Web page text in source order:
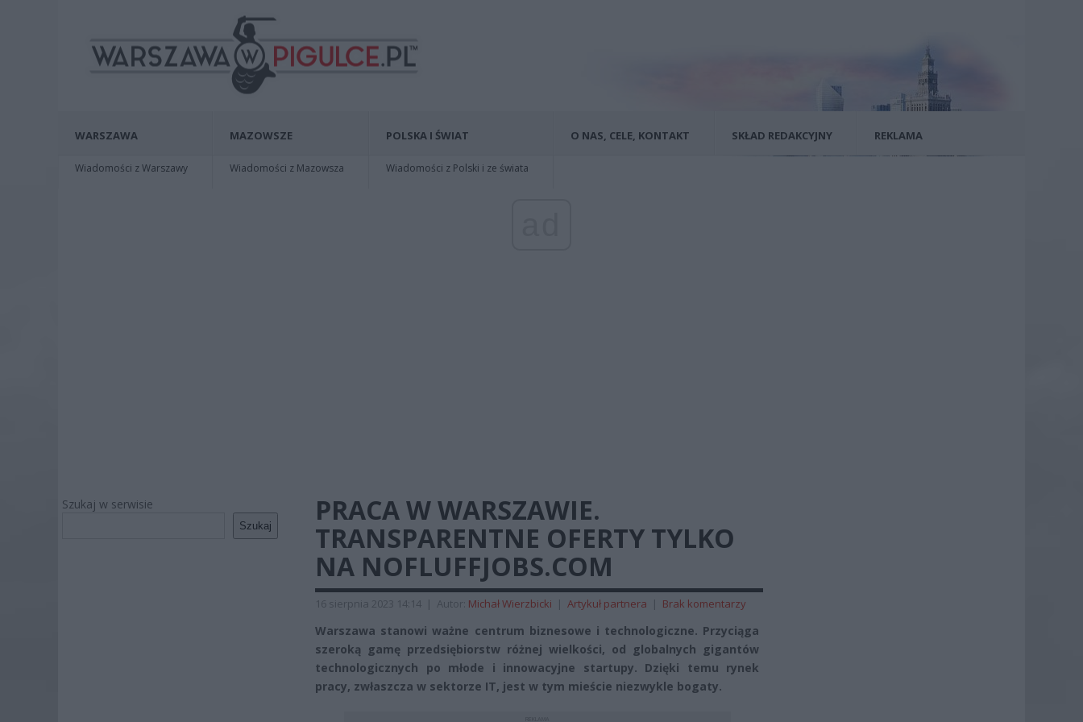
WARSZAWA
Wiadomości z Warszawy
MAZOWSZE
Wiadomości z Mazowsza
POLSKA I ŚWIAT
Wiadomości z Polski i ze świata
O NAS, CELE, KONTAKT SKŁAD REDAKCYJNY REKLAMA
Szukaj w serwisie
Szukaj
PRACA W WARSZAWIE.
TRANSPARENTNE OFERTY TYLKO
NA NOFLUFFJOBS.COM
16 sierpnia 2023 14:14 | Autor: Michał Wierzbicki | Artykuł partnera | Brak komentarzy
Warszawa stanowi ważne centrum biznesowe i technologiczne. Przyciąga
szeroką gamę przedsiębiorstw różnej wielkości, od globalnych gigantów
technologicznych po młode i innowacyjne startupy. Dzięki temu rynek
pracy, zwłaszcza w sektorze IT, jest w tym mieście niezwykle bogaty.